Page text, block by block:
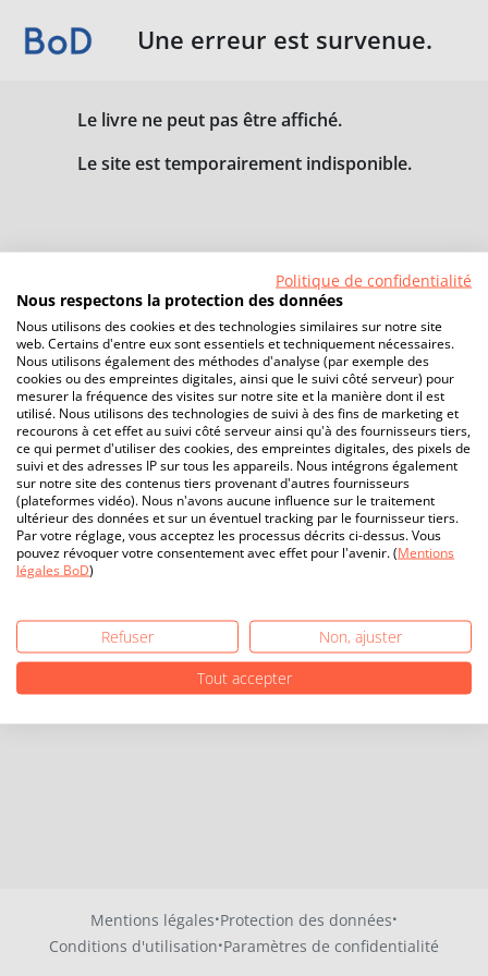
Une erreur est survenue.
Le livre ne peut pas être affiché.
Le site est temporairement indisponible.
Mentions légales·Protection des données·
Conditions d'utilisation·Paramètres de confidentialité
Politique de confidentialité
Nous respectons la protection des données
Nous utilisons des cookies et des technologies similaires sur notre site
web. Certains d'entre eux sont essentiels et techniquement nécessaires.
Nous utilisons également des méthodes d'analyse (par exemple des
cookies ou des empreintes digitales, ainsi que le suivi côté serveur) pour
mesurer la fréquence des visites sur notre site et la manière dont il est
utilisé. Nous utilisons des technologies de suivi à des fins de marketing et
recourons à cet effet au suivi côté serveur ainsi qu'à des fournisseurs tiers,
ce qui permet d'utiliser des cookies, des empreintes digitales, des pixels de
suivi et des adresses IP sur tous les appareils. Nous intégrons également
sur notre site des contenus tiers provenant d'autres fournisseurs
(plateformes vidéo). Nous n'avons aucune influence sur le traitement
ultérieur des données et sur un éventuel tracking par le fournisseur tiers.
Par votre réglage, vous acceptez les processus décrits ci-dessus. Vous
pouvez révoquer votre consentement avec effet pour l'avenir. (Mentions
légales BoD)
Refuser
Non, ajuster
Tout accepter